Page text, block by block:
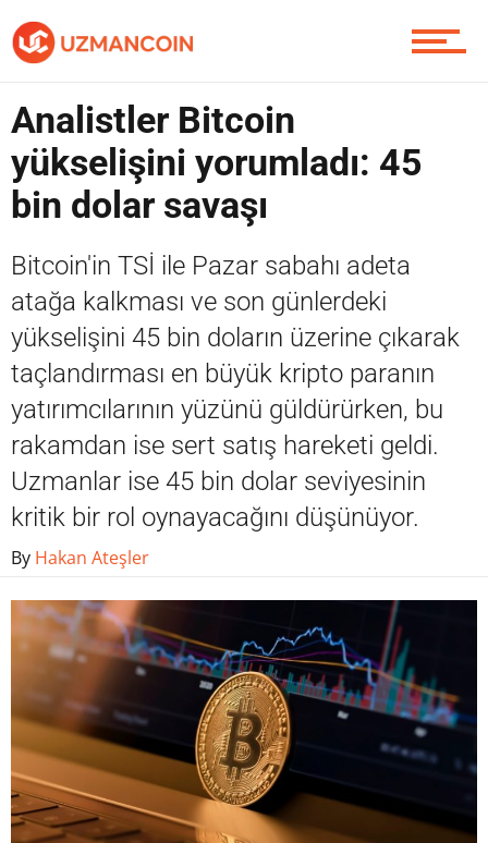
Piyasa
Soru Sor
Analistler Bitcoin
yükselişini yorumladı: 45
bin dolar savaşı
Bitcoin'in TSİ ile Pazar sabahı adeta
atağa kalkması ve son günlerdeki
yükselişini 45 bin doların üzerine çıkarak
taçlandırması en büyük kripto paranın
yatırımcılarının yüzünü güldürürken, bu
rakamdan ise sert satış hareketi geldi.
Uzmanlar ise 45 bin dolar seviyesinin
kritik bir rol oynayacağını düşünüyor.
By Hakan Ateşler